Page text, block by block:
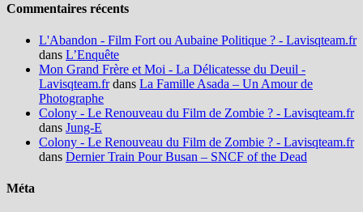
Commentaires récents
L'Abandon - Film Fort ou Aubaine Politique ? - Lavisqteam.fr
dans L’Enquête
Mon Grand Frère et Moi - La Délicatesse du Deuil -
Lavisqteam.frdans La Famille Asada – Un Amour de
Photographe
Colony - Le Renouveau du Film de Zombie ? - Lavisqteam.fr
dans Jung-E
Colony - Le Renouveau du Film de Zombie ? - Lavisqteam.fr
dans Dernier Train Pour Busan – SNCF of the Dead
Méta